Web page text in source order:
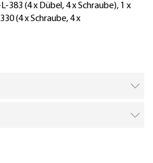
383 (4 x Dübel, 4 x Schraube), 1 x
(4 x Schraube, 4 x